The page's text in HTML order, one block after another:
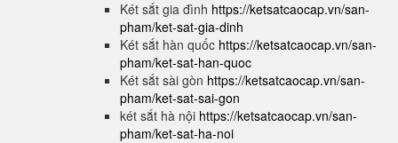
Két sắt gia đình https://ketsatcaocap.vn/san-
pham/ket-sat-gia-dinh
Két sắt hàn quốc https://ketsatcaocap.vn/san-
pham/ket-sat-han-quoc
Két sắt sài gòn https://ketsatcaocap.vn/san-
pham/ket-sat-sai-gon
két sắt hà nội https://ketsatcaocap.vn/san-
pham/ket-sat-ha-noi